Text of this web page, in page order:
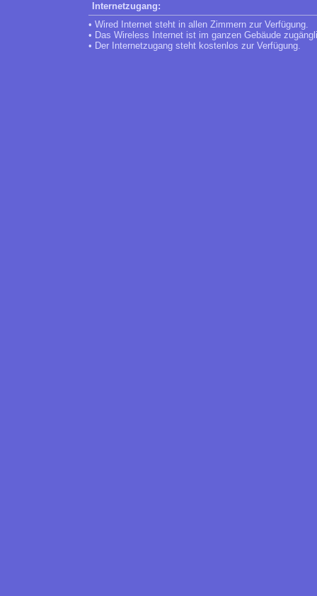
Internetzugang:
• Wired Internet steht in allen Zimmern zur Verfügung.
• Das Wireless Internet ist im ganzen Gebäude
• Der Internetzugang steht kostenlos zur Verfügung.